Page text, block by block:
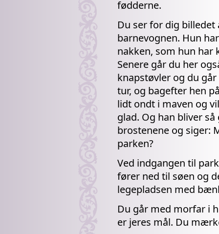
fødderne.
Du ser for dig
barnevognen. Hun
nakken, som hun har
Senere går du her
knapstøvler og du
tur, og bagefter hen
lidt ondt i maven og
glad. Og han bliver
brostenene og siger:
parken?
Ved indgangen til
fører ned til søen og
legepladsen med
Du går med morfar i
er jeres mål. Du